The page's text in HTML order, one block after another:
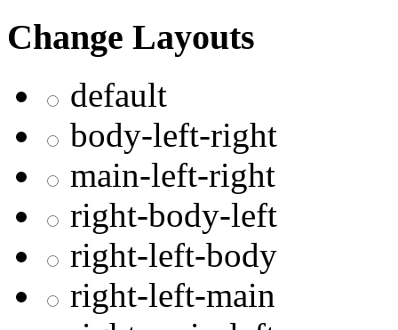
Change Layouts
default
body-left-right
main-left-right
right-body-left
right-left-body
right-left-main